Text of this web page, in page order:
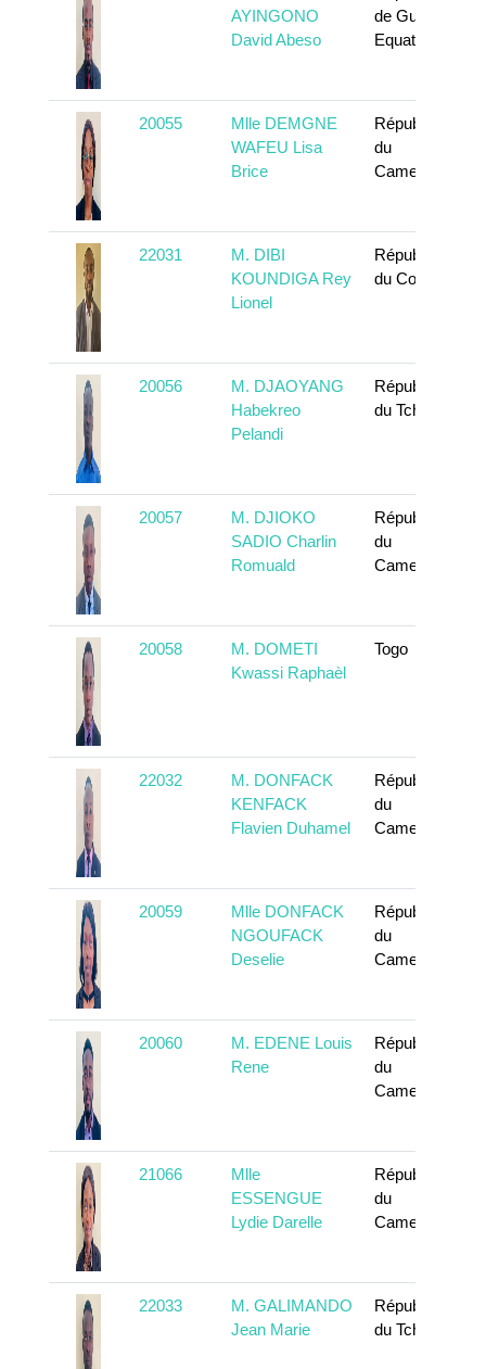
AYINGONO
David Abeso
de Guinée
Equatoriale
20055
Mlle DEMGNE
WAFEU Lisa
Brice
République
du
Cameroun
22031
M. DIBI
KOUNDIGA Rey
Lionel
République
du Congo
20056
M. DJAOYANG
Habekreo
Pelandi
République
du Tchad
20057
M. DJIOKO
SADIO Charlin
Romuald
République
du
Cameroun
20058
M. DOMETI
Kwassi Raphaèl
Togo
22032
M. DONFACK
KENFACK
Flavien Duhamel
République
du
Cameroun
20059
Mlle DONFACK
NGOUFACK
Deselie
République
du
Cameroun
20060
M. EDENE Louis
Rene
République
du
Cameroun
21066
Mlle
ESSENGUE
Lydie Darelle
République
du
Cameroun
22033
M. GALIMANDO
Jean Marie
République
du Tchad